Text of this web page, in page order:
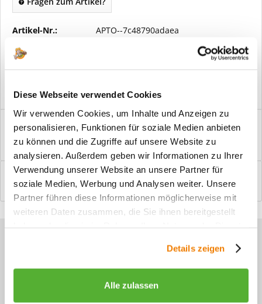
Diese Webseite verwendet Cookies
Wir verwenden Cookies, um Inhalte und Anzeigen zu
personalisieren, Funktionen für soziale Medien anbieten
zu können und die Zugriffe auf unsere Website zu
analysieren. Außerdem geben wir Informationen zu Ihrer
Verwendung unserer Website an unsere Partner für
soziale Medien, Werbung und Analysen weiter. Unsere
Partner führen diese Informationen möglicherweise mit
weiteren Daten zusammen, die Sie ihnen bereitgestellt
Details zeigen
Alle zulassen
Artikel-Nr.: APTO--7c48790adaea
Vorteile
Windfangelemente online am Bildschirm konfigurieren und
einbaufertig bestellen. In wenigen...
Bewertungen
0
Bewertungen lesen, schreiben und diskutieren...mehr
Sie haben Fragen zu unseren
Mo - Do, 09:00 - 16:00 Uhr